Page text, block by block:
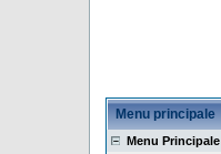
Menu principale
Menu Principale